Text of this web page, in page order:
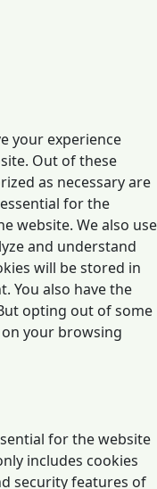
your experience
Out of these
as necessary are
for the
website. We also use
and understand
will be stored in
You also have the
opting out of some
your browsing
for the website
includes cookies
security features of